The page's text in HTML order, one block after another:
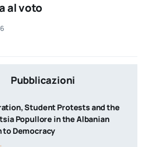
al voto
Pubblicazioni
Student Protests and the
Popullore in the Albanian
Democracy